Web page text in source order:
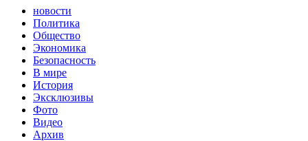
новости
Политика
Общество
Экономика
Безопасность
В мире
История
Эксклюзивы
Фото
Видео
Архив